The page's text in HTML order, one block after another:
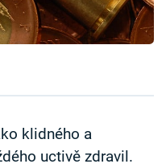
klidného a
uctivě zdravil.